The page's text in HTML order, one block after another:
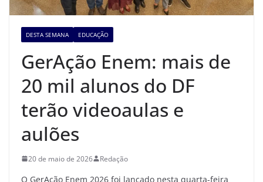
DESTA SEMANA EDUCAÇÃO
GerAção Enem: mais de
20 mil alunos do DF
terão videoaulas e
aulões
20 de maio de 2026 Redação
O GerAção Enem 2026 foi lançado nesta quarta-feira